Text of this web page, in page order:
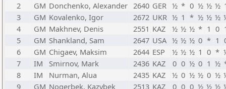
2
GM Donchenko, Alexander 2640 GER ½ * 0 ½ ½ ½
3
GM Kovalenko, Igor 2672 UKR ½ 1 * ½ ½ ½
4
GM Makhnev, Denis 2551 KAZ ½ ½ ½ * 1 0
5
GM Shankland, Sam 2647 USA ½ ½ ½ 0 * 1
6
GM Chigaev, Maksim 2644 ESP ½ ½ ½ 1 0 *
7
IM Smirnov, Mark 2436 KAZ 0 0 ½ 0 1 ½
8
IM Nurman, Alua 2435 KAZ ½ 0 ½ ½ 0 ½
9
GM Nogerbek, Kazybek 2513 KAZ 0 0 0 ½ ½ ½